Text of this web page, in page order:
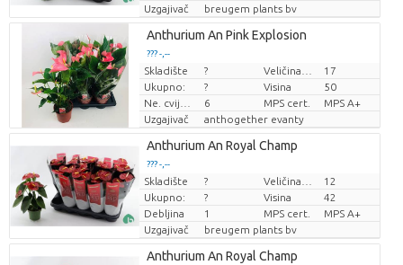
Uzgajivač
breugem plants bv
Anthurium An Pink Explosion
??? -,--
Cijena po komadu
Skladište ?
17
Ukupno:
? Visina
50
6 MPS cert.
MPS A+
Uzgajivač
anthogether evanty
Anthurium An Royal Champ
??? -,--
Cijena po komadu
Skladište ?
12
Ukupno:
? Visina
42
Debljina
1 MPS cert.
MPS A+
Uzgajivač
breugem plants bv
Anthurium An Royal Champ